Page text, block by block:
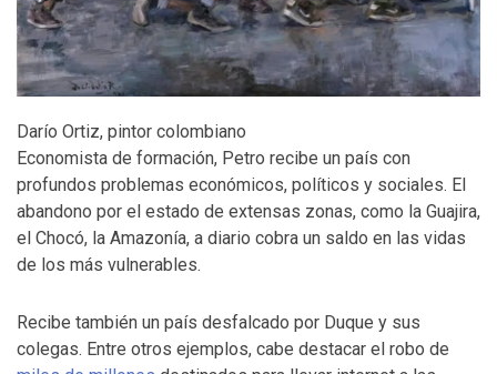
Darío Ortiz, pintor colombiano
Economista de formación, Petro recibe un país con
profundos problemas económicos, políticos y sociales. El
abandono por el estado de extensas zonas, como la Guajira,
el Chocó, la Amazonía, a diario cobra un saldo en las vidas
de los más vulnerables.
Recibe también un país desfalcado por Duque y sus
colegas. Entre otros ejemplos, cabe destacar el robo de